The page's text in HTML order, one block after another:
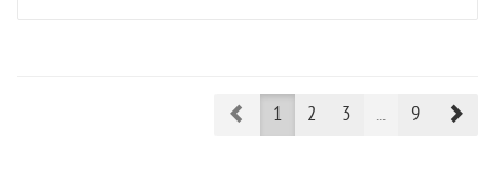
Prev1 2 3 ... 9